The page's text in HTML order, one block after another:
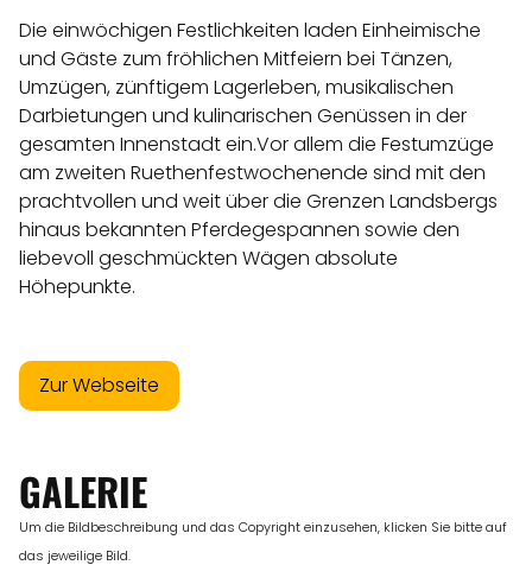
Die einwöchigen Festlichkeiten laden Einheimische
und Gäste zum fröhlichen Mitfeiern bei Tänzen,
Umzügen, zünftigem Lagerleben, musikalischen
Darbietungen und kulinarischen Genüssen in der
gesamten Innenstadt ein.Vor allem die Festumzüge
am zweiten Ruethenfestwochenende sind mit den
prachtvollen und weit über die Grenzen Landsbergs
hinaus bekannten Pferdegespannen sowie den
liebevoll geschmückten Wägen absolute
Höhepunkte.
Zur Webseite
GALERIE
Um die Bildbeschreibung und das Copyright einzusehen, klicken Sie bitte auf
das jeweilige Bild.